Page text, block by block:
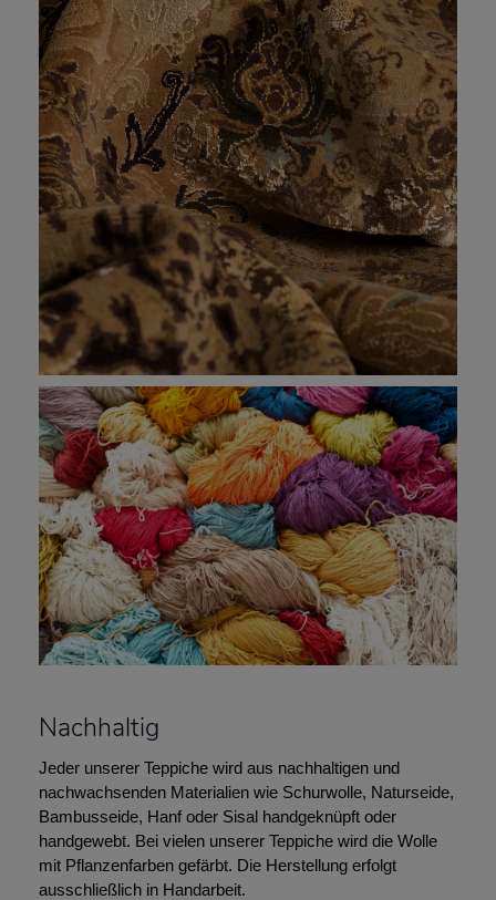
Nachhaltig
Jeder unserer Teppiche wird aus nachhaltigen und
nachwachsenden Materialien wie Schurwolle, Naturseide,
Bambusseide, Hanf oder Sisal handgeknüpft oder
handgewebt. Bei vielen unserer Teppiche wird die Wolle
mit Pflanzenfarben gefärbt. Die Herstellung erfolgt
ausschließlich in Handarbeit.